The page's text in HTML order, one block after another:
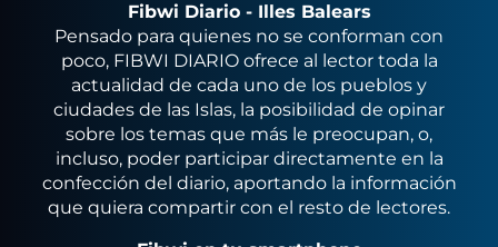
Fibwi Diario - Illes Balears
Pensado para quienes no se conforman con
poco, FIBWI DIARIO ofrece al lector toda la
actualidad de cada uno de los pueblos y
ciudades de las Islas, la posibilidad de opinar
sobre los temas que más le preocupan, o,
incluso, poder participar directamente en la
confección del diario, aportando la información
que quiera compartir con el resto de lectores.